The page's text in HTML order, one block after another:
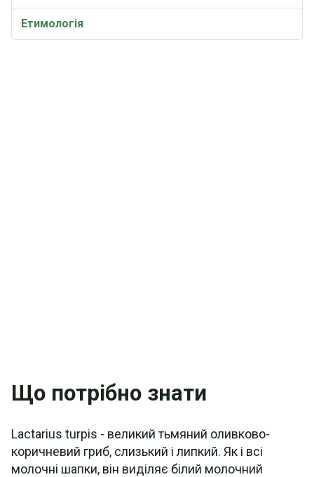
Етимологія
Що потрібно знати
Lactarius turpis - великий тьмяний оливково-
коричневий гриб, слизький і липкий. Як і всі
молочні шапки, він виділяє білий молочний